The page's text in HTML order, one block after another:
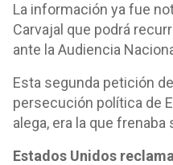
La información ya fue
Carvajal que podrá
ante la Audiencia
Esta segunda petición
persecución política de
alega, era la que
Estados Unidos